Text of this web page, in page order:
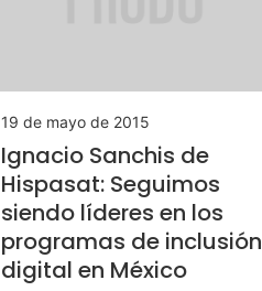
19 de mayo de 2015
Ignacio Sanchis de
Hispasat: Seguimos
siendo líderes en los
programas de inclusión
digital en México